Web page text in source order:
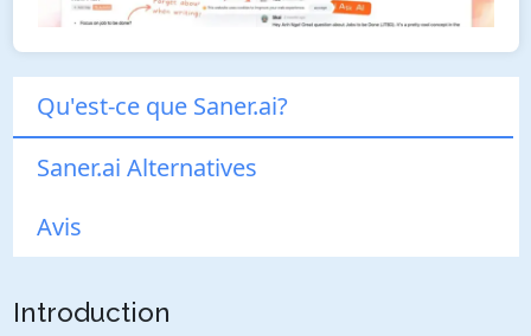
Qu'est-ce que Saner.ai?
Saner.ai Alternatives
Avis
Introduction